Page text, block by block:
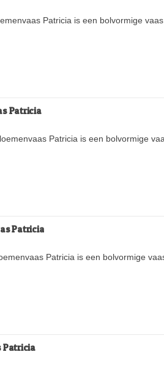
Patricia is een bolvormige
Patricia
Patricia is een bolvormige
Patricia
Patricia is een bolvormige
Patricia